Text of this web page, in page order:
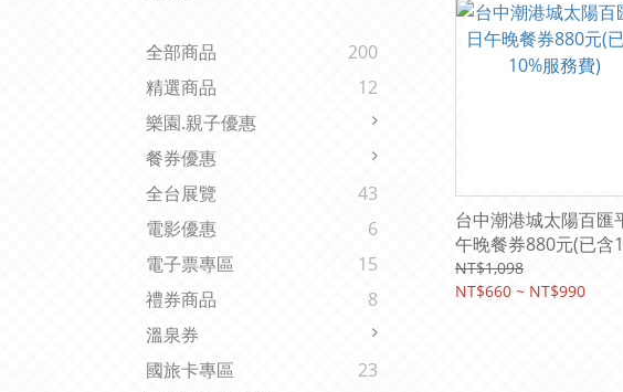
全部商品
200
精選商品
12
樂園.親子優惠
餐券優惠
全台展覽
43
電影優惠
6
電子票專區
15
禮券商品
8
溫泉券
國旅卡專區
23
台中潮港城太陽百匯
午晚餐券880元(已含
服務費)
NT$1,098
NT$660 ~ NT$990